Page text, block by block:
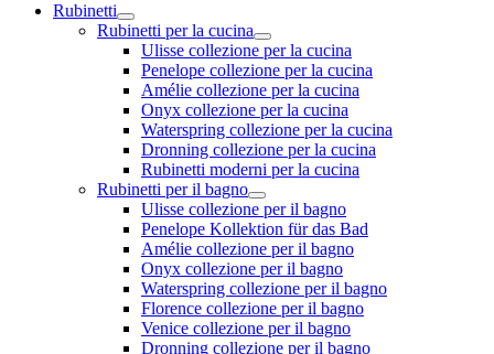
Rubinetti
Rubinetti per la cucina
Ulisse collezione per la cucina
Penelope collezione per la cucina
Amélie collezione per la cucina
Onyx collezione per la cucina
Waterspring collezione per la cucina
Dronning collezione per la cucina
Rubinetti moderni per la cucina
Rubinetti per il bagno
Ulisse collezione per il bagno
Penelope Kollektion für das Bad
Amélie collezione per il bagno
Onyx collezione per il bagno
Waterspring collezione per il bagno
Florence collezione per il bagno
Venice collezione per il bagno
Dronning collezione per il bagno